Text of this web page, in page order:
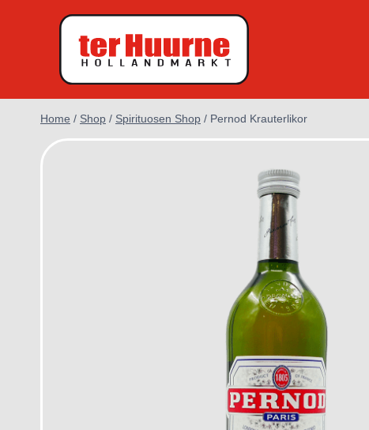
Home / Shop / Spirituosen Shop / Pernod Krauterlikor